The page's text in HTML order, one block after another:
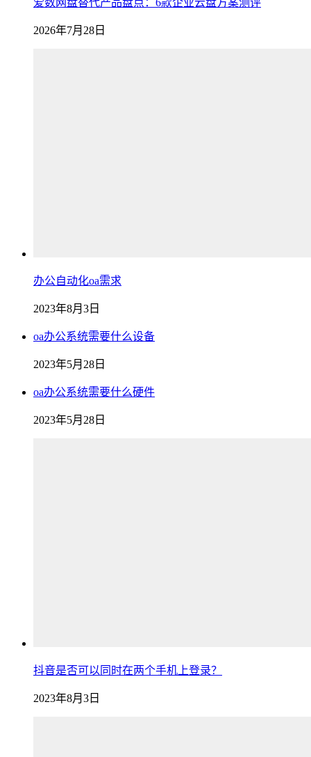
爱数网盘替代产品盘点：6款企业云盘方案测评
2026年7月28日
办公自动化oa需求
2023年8月3日
oa办公系统需要什么设备
2023年5月28日
oa办公系统需要什么硬件
2023年5月28日
抖音是否可以同时在两个手机上登录？
2023年8月3日